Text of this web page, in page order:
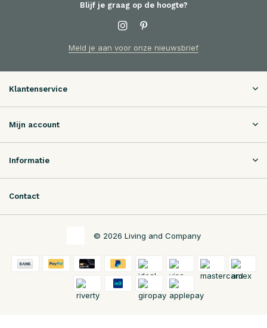
Blijf je graag op de hoogte?
Meld je aan voor onze nieuwsbrief
Klantenservice
Mijn account
Informatie
Contact
© 2026 Living and Company